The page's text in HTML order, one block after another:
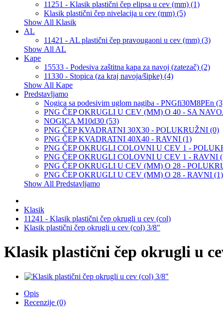
11251 - Klasik plastični čep elipsa u cev (mm) (1)
Klasik plastični čep nivelacija u cev (mm) (5)
Show All Klasik
AL
11421 - AL plastični čep pravougaoni u cev (mm) (3)
Show All AL
Kape
15533 - Podesiva zaštitna kapa za navoj (zatezač) (2)
11330 - Stopica (za kraj navoja/šipke) (4)
Show All Kape
Predstavljamo
Nogica sa podesivim uglom nagiba - PNGfi30M8PEn
PNG ČEP OKRUGLI U CEV (MM) O 40 - SA
NOGICA M10d30 (53)
PNG ČEP KVADRATNI 30X30 - POLUKRUŽNI (0)
PNG ČEP KVADRATNI 40X40 - RAVNI (1)
PNG ČEP OKRUGLI COLOVNI U CEV 1 -
PNG ČEP OKRUGLI COLOVNI U CEV 1 - RAVNI
PNG ČEP OKRUGLI U CEV (MM) O 28 -
PNG ČEP OKRUGLI U CEV (MM) O 28 - RAVNI (1)
Show All Predstavljamo
Klasik
11241 - Klasik plastični čep okrugli u cev (col)
Klasik plastični čep okrugli u cev (col) 3/8"
Klasik plastični čep okrugli u
Opis
Recenzije (0)